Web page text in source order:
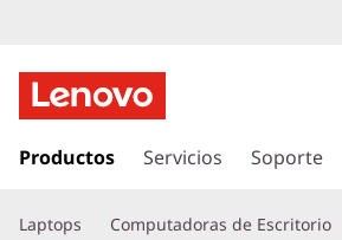
h
n
k
r
Productos Servicios Soporte
Laptops Computadoras de Escritorio